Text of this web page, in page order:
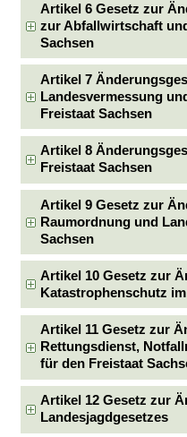
Artikel 6 Gesetz zur
zur Abfallwirtschaft
Sachsen
Artikel 7
Landesvermessung
Freistaat Sachsen
Artikel 8
Freistaat Sachsen
Artikel 9 Gesetz zur
Raumordnung und
Sachsen
Artikel 10 Gesetz zur
Katastrophenschutz
Artikel 11 Gesetz zur
Rettungsdienst,
für den Freistaat
Artikel 12 Gesetz zur
Landesjagdgesetzes